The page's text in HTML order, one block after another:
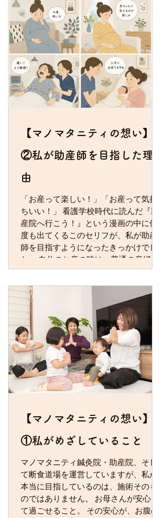
が当たり前です。 それを鍼灸で行おう
としている。 しかも、そのやり取りは
特別な話ではなく、ごく自然な会話で
した。 「鍼灸って、そんなことまでで
きるの？」 その時、初めて鍼灸師とい
う仕事に興味を持ちました。 とはい
え、当時は 「360以上もあるツボを覚
えるなんて無理！しんどすぎるわ。」
と思い、鍼灸師になろうとまでは考え
震災が起こ
【マノマタニティの想い】
②私が助産師を目指した理
由
「お産って楽しい！」「お産って気持
ちいい！」 看護学校時代に読んだ『助
産院へ行こう！』という漫画の中に何
度も出てくるこのセリフが、私が助産
師を目指すようになったきっかけでし
た。 自分のお産の時は、普通の産婦人
科でした。妊娠中の生活指導などはな
く、当時は若かったこともあり、妊娠
中は不安でいっぱいでした。そして、
お産は本当に痛くて、 「二度と産むも
んか！いくら命を産むにしても、神様
（がいるとしたら）は間違ってい
る！」 と、分娩台の上で思ったのを今
でも覚えています。 それから15年後、
あるきっかけで看護学校に進学しまし
た。そこでちょっと苦手だった「母
性」という教科の先生から、たまたま
りて読み、あのインパクトのあるセリ
印象は「痛い」という印象が半分くら
歓びでしたが）。 ですから「楽しい」
「気持ちいい」という言葉に本当に驚
かされたのです。 また、お産の時にど
んな経験や思いをしたかによって、そ
の後の子育てが変わってくるというこ
【マノマタニティの想い】
①私がめざしていること
マノマタニティ鍼灸院・助産院、そし
て断食道場を運営していますが、私が
本当に目指しているのは、施術そのも
のではありません。 お母さんが安心し
て過ごせること。 その安心が、お腹の